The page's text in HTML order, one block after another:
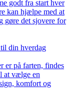
godt fra start hver
kan hjælpe med at
gøre det sjovere for
din hverdag
er på farten, findes
at vælge en
komfort og